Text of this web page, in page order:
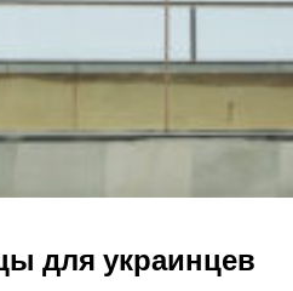
для украинцев